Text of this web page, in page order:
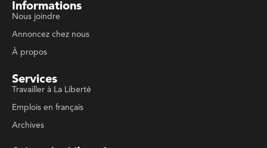
Informations
Nous joindre
Annoncez chez nous
À propos
Services
Travailler à La Liberté
Emplois en français
Archives